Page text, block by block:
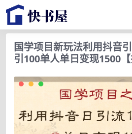
国学项目新玩法利用抖音
引100单人单日变现1500【